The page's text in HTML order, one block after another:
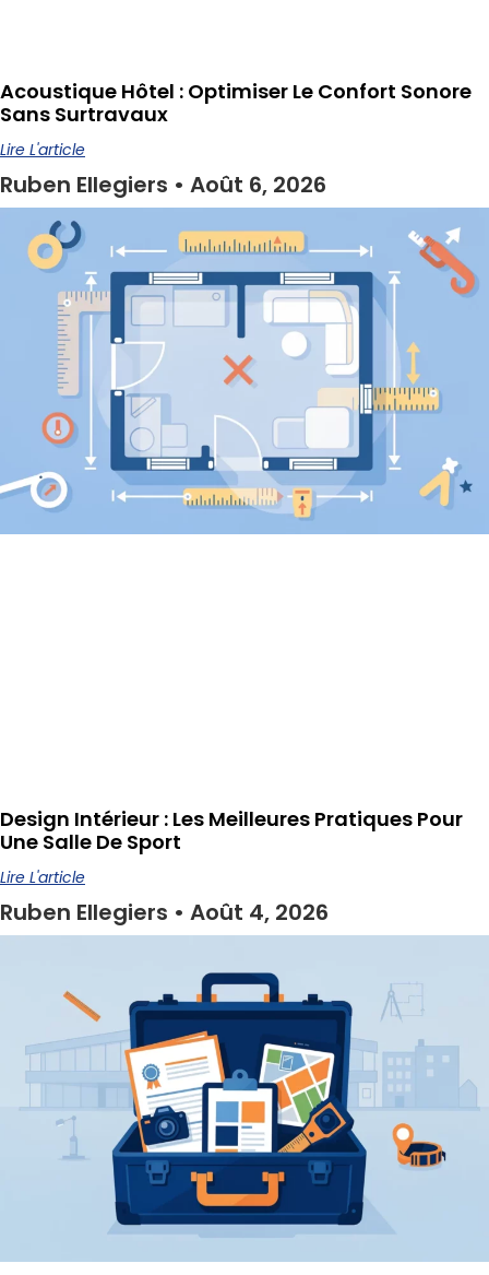
Acoustique Hôtel : Optimiser Le Confort Sonore
Sans Surtravaux
Lire L'article
Ruben Ellegiers Août 6, 2026
Design Intérieur : Les Meilleures Pratiques Pour
Une Salle De Sport
Lire L'article
Ruben Ellegiers Août 4, 2026